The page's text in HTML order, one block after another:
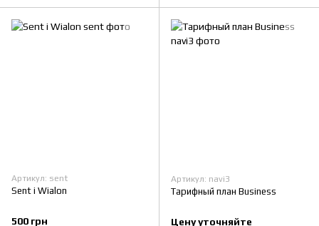
Артикул: sent
Sent і Wialon
500 грн
Артикул: navi3
Тарифный план Business
Цену уточняйте